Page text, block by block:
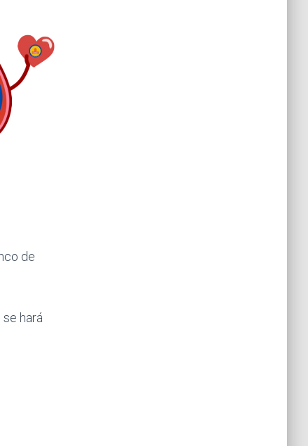
de
hará